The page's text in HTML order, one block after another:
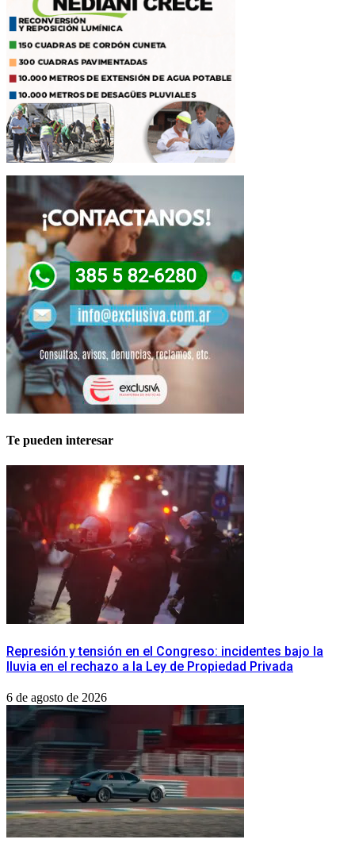
Te pueden interesar
Represión y tensión en el Congreso: incidentes bajo la
lluvia en el rechazo a la Ley de Propiedad Privada
6 de agosto de 2026